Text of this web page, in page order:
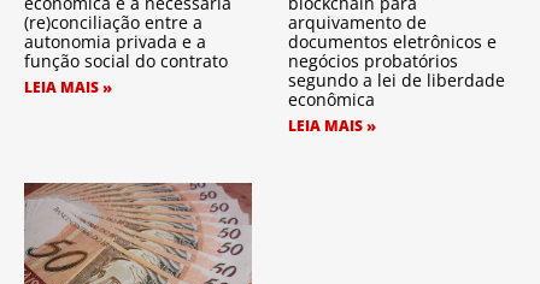
(re)conciliação entre a
autonomia privada e a
função social do contrato
LEIA MAIS »
arquivamento de
documentos eletrônicos e
negócios probatórios
segundo a lei de liberdade
econômica
LEIA MAIS »